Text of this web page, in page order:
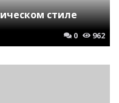
стиле
0 962